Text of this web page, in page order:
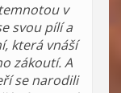
v
svou pílí a
která vnáší
zákoutí. A
se narodili